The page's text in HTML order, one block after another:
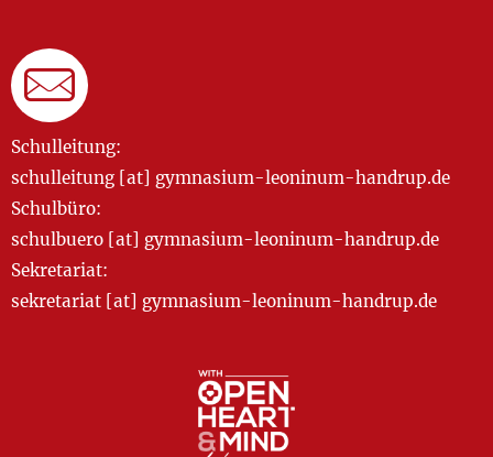
Schulleitung:
schulleitung [at] gymnasium-leoninum-handrup.de
Schulbüro:
schulbuero [at] gymnasium-leoninum-handrup.de
Sekretariat:
sekretariat [at] gymnasium-leoninum-handrup.de